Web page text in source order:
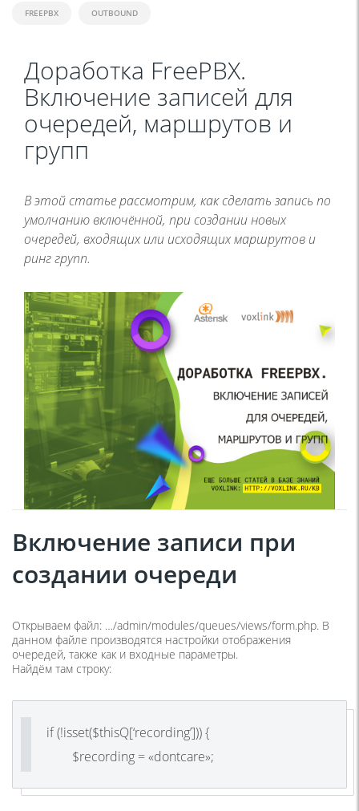
FREEPBX OUTBOUND
Доработка FreePBX.
Включение записей для
очередей, маршрутов и
групп
В этой статье рассмотрим, как сделать запись по
умолчанию включённой, при создании новых
очередей, входящих или исходящих маршрутов и
ринг групп.
Включение записи при
создании очереди
Открываем файл: …/admin/modules/queues/views/form.php. В
данном файле производятся настройки отображения
очередей, также как и входные параметры.
Найдём там строку:
if (!isset($thisQ[‘recording’])) {
$recording = «dontcare»;